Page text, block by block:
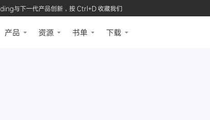
与下一代产品创新，按 Ctrl+D 收藏我们
产品 资源 书单 下载